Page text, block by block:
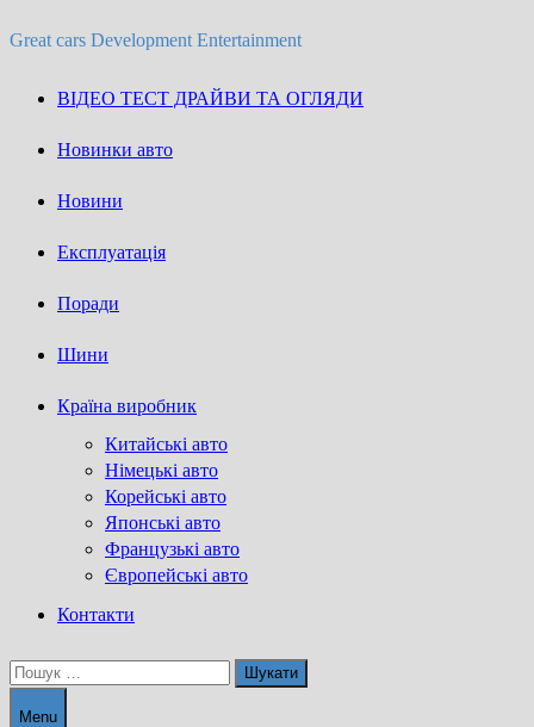
Great cars Development Entertainment
ВІДЕО ТЕСТ ДРАЙВИ ТА ОГЛЯДИ
Новинки авто
Новини
Експлуатація
Поради
Шини
Країна виробник
Китайські авто
Німецькі авто
Корейські авто
Японські авто
Французькі авто
Європейські авто
Контакти
Пошук:
Menu